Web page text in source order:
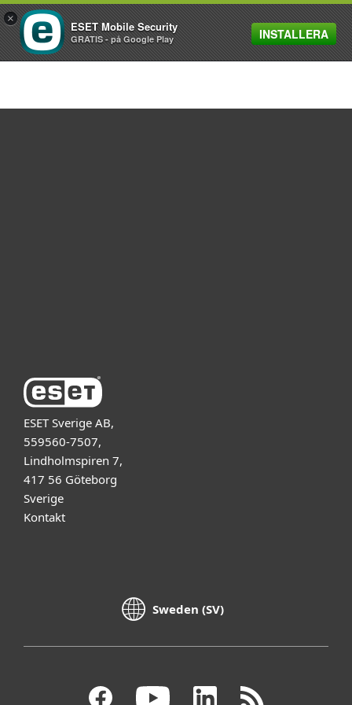
MENU
ESET Sverige AB,
559560-7507,
Lindholmspiren 7,
417 56 Göteborg
Sverige
Kontakt
Sweden (SV)
×
ESET Mobile Security
GRATIS - på Google Play INSTALLERA